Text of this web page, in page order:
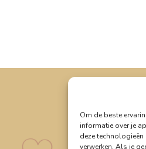
Om de beste
informatie over je
deze
verwerken. Als je